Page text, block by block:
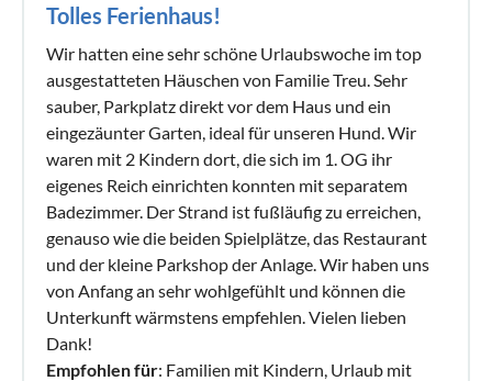
Tolles Ferienhaus!
Wir hatten eine sehr schöne Urlaubswoche im top
ausgestatteten Häuschen von Familie Treu. Sehr
sauber, Parkplatz direkt vor dem Haus und ein
eingezäunter Garten, ideal für unseren Hund. Wir
waren mit 2 Kindern dort, die sich im 1. OG ihr
eigenes Reich einrichten konnten mit separatem
Badezimmer. Der Strand ist fußläufig zu erreichen,
genauso wie die beiden Spielplätze, das Restaurant
und der kleine Parkshop der Anlage. Wir haben uns
von Anfang an sehr wohlgefühlt und können die
Unterkunft wärmstens empfehlen. Vielen lieben
Dank!
Empfohlen für: Familien mit Kindern, Urlaub mit